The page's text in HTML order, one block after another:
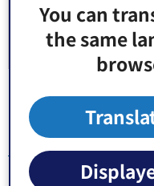
You can
the same
トップページ> 電子サービス